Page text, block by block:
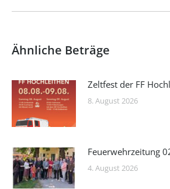
Ähnliche Beträge
Zeltfest der FF
8. August 2026
Feuerwehrzeitung
4. August 2026